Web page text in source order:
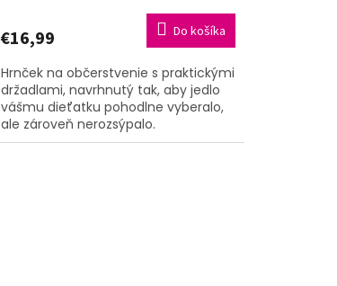
€16,99 Do košíka
Hrnček na občerstvenie s praktickými
držadlami, navrhnutý tak, aby jedlo
vášmu dieťatku pohodlne vyberalo,
ale zároveň nerozsýpalo.